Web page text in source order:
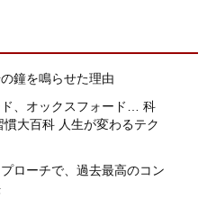
鐘を鳴らせた理由
、オックスフォード… 科
大百科 人生が変わるテク
ローチで、過去最高のコン